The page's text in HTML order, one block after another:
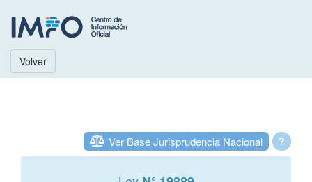
Volver
?
Ver Base Jurisprudencia Nacional